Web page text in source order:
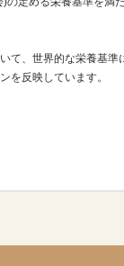
て、世界的な栄養基
を反映しています。